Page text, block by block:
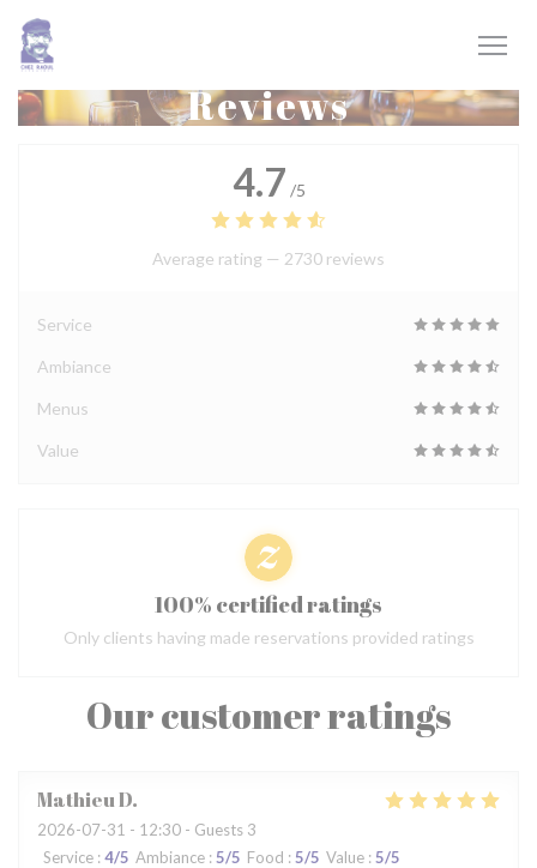
Personalizing your cookie choices
Reviews
Our customer ratings
MathieuD
2026-07-31 - 12:30 - Guests 3
Service : 4/5 Ambiance : 5/5 Food : 5/5 Value : 5/5
4.7 /5
Average rating — 2730 reviews
Service
Ambiance
Menus
Value
100% certified ratings
Only clients having made reservations provided ratings